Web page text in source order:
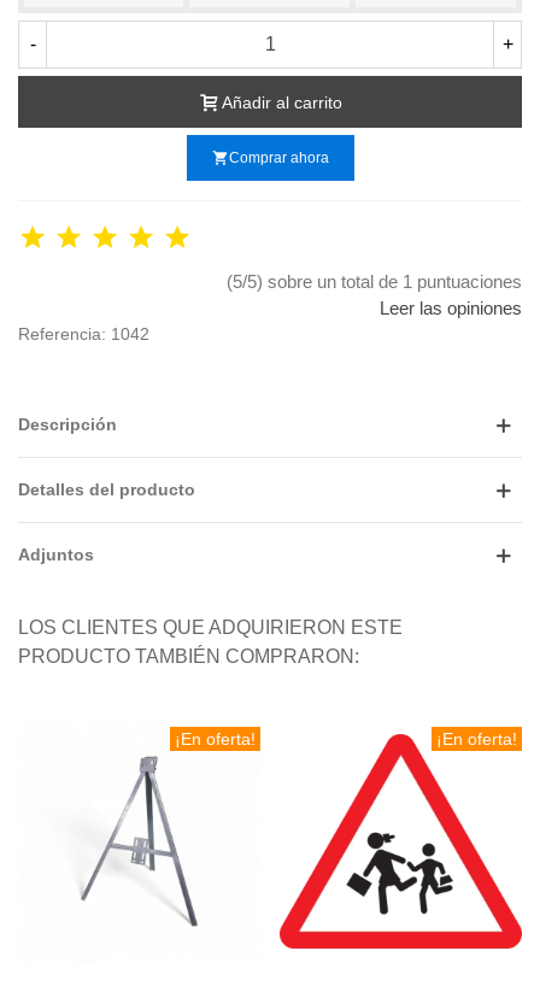
- +
Añadir al carrito
shopping_cartComprar ahora
(5/5) sobre un total de 1 puntuaciones
Leer las opiniones
Referencia: 1042
Descripción
Detalles del producto
Adjuntos
LOS CLIENTES QUE ADQUIRIERON ESTE
PRODUCTO TAMBIÉN COMPRARON:
¡En oferta! ¡En oferta!